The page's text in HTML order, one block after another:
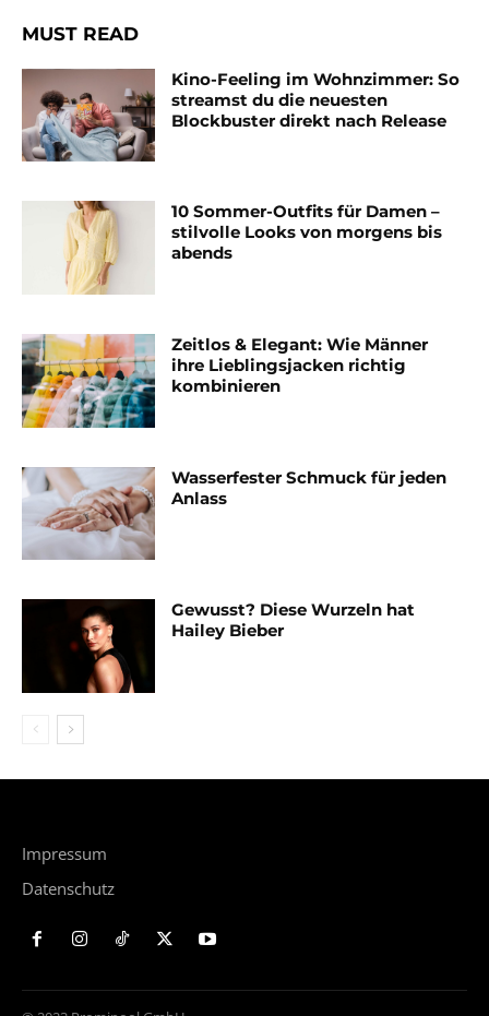
MUST READ
Kino-Feeling im Wohnzimmer: So
streamst du die neuesten
Blockbuster direkt nach Release
10 Sommer-Outfits für Damen –
stilvolle Looks von morgens bis
abends
Zeitlos & Elegant: Wie Männer
ihre Lieblingsjacken richtig
kombinieren
Wasserfester Schmuck für jeden
Anlass
Gewusst? Diese Wurzeln hat
Hailey Bieber
Impressum
Datenschutz